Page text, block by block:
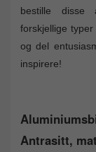
bestille disse
forskjellige
og del
inspirere!
Antrasitt,